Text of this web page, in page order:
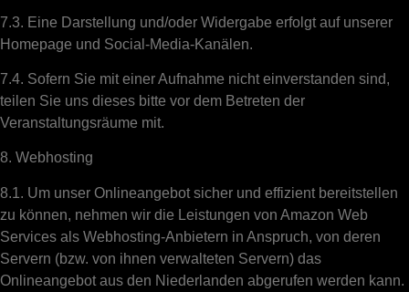
7.3. Eine Darstellung und/oder Widergabe erfolgt auf unserer
Homepage und Social-Media-Kanälen.
7.4. Sofern Sie mit einer Aufnahme nicht einverstanden sind,
teilen Sie uns dieses bitte vor dem Betreten der
Veranstaltungsräume mit.
8. Webhosting
8.1. Um unser Onlineangebot sicher und effizient bereitstellen
zu können, nehmen wir die Leistungen von Amazon Web
Services als Webhosting-Anbietern in Anspruch, von deren
Servern (bzw. von ihnen verwalteten Servern) das
Onlineangebot aus den Niederlanden abgerufen werden kann.